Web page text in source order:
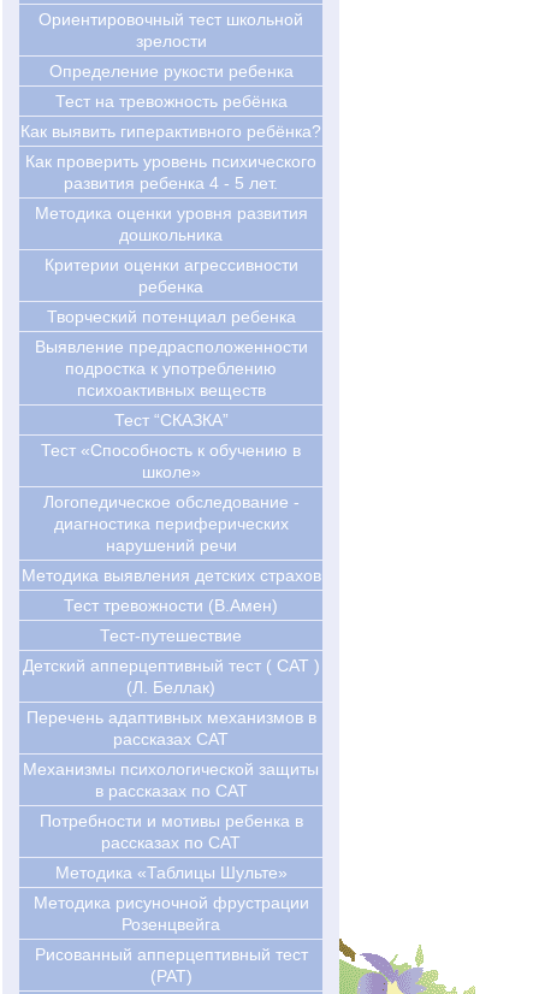
Ориентировочный тест школьной
зрелости
Определение рукости ребенка
Тест на тревожность ребёнка
Как выявить гиперактивного ребёнка?
Как проверить уровень психического
развития ребенка 4 - 5 лет.
Методика оценки уровня развития
дошкольника
Критерии оценки агрессивности
ребенка
Творческий потенциал ребенка
Выявление предрасположенности
подростка к употреблению
психоактивных веществ
Тест “СКАЗКА”
Тест «Способность к обучению в
школе»
Логопедическое обследование -
диагностика периферических
нарушений речи
Методика выявления детских страхов
Тест тревожности (В.Амен)
Тест-путешествие
Детский апперцептивный тест ( CAT )
(Л. Беллак)
Перечень адаптивных механизмов в
рассказах CAT
Механизмы психологической защиты
в рассказах по САТ
Потребности и мотивы ребенка в
рассказах по САТ
Методика «Таблицы Шульте»
Методика рисуночной фрустрации
Розенцвейга
Рисованный апперцептивный тест
(РАТ)